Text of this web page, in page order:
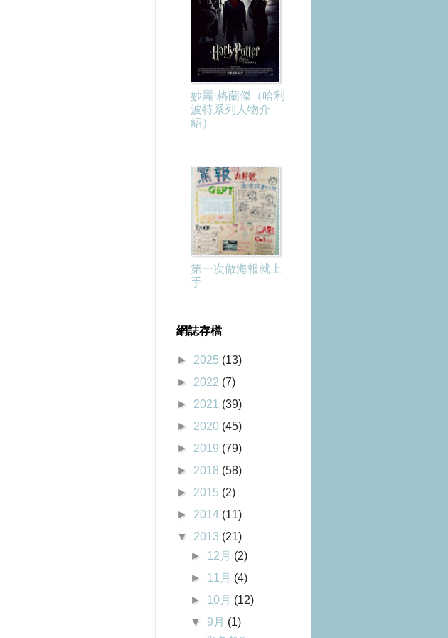
妙麗·格蘭傑（哈利
波特系列人物介
紹）
第一次做海報就上
手
網誌存檔
► 2025 (13)
► 2022 (7)
► 2021 (39)
► 2020 (45)
► 2019 (79)
► 2018 (58)
► 2015 (2)
► 2014 (11)
▼ 2013 (21)
► 12月 (2)
► 11月 (4)
► 10月 (12)
▼ 9月 (1)